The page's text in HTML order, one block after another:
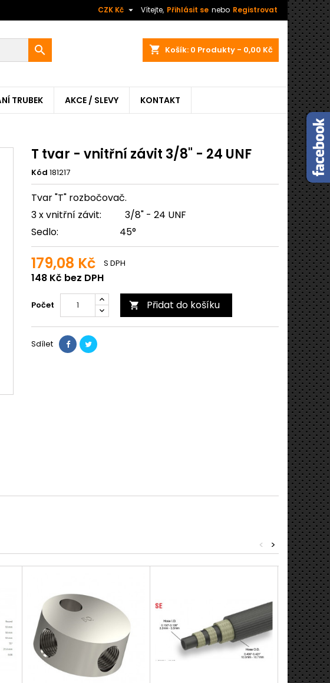
Vítejte, Přihlásit se nebo Registrovat
CZK Kč 
shopping_cart Košík: 0 Produkty - 0,00 Kč

TRUBEK AKCE / SLEVY KONTAKT
T tvar - vnitřní závit 3/8" - 24 UNF
Kód 181217
Tvar "T" rozbočovač.
3 x vnitřní závit: 3/8" - 24 UNF
Sedlo: 45°
179,08 Kč
148 Kč bez DPH
S DPH
Počet  Přidat do košíku
Sdílet
>
<